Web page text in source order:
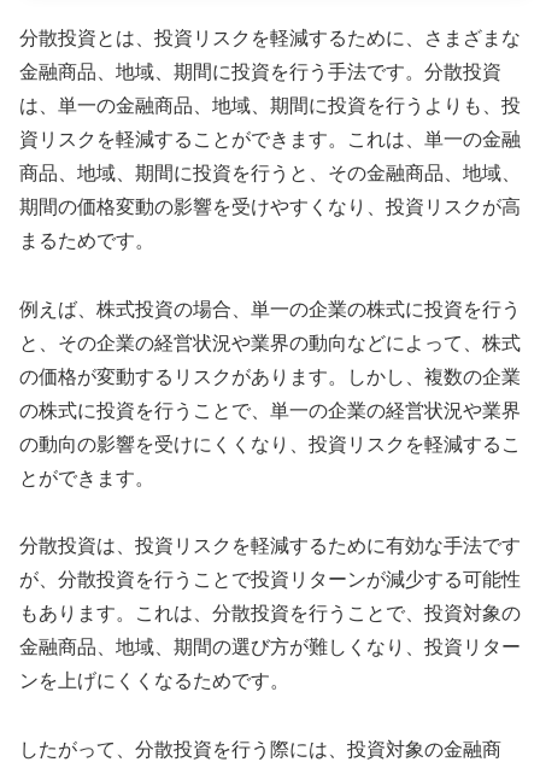
分散投資とは、投資リスクを軽減するために、さまざまな
金融商品、地域、期間に投資を行う手法です。分散投資
は、単一の金融商品、地域、期間に投資を行うよりも、投
資リスクを軽減することができます。これは、単一の金融
商品、地域、期間に投資を行うと、その金融商品、地域、
期間の価格変動の影響を受けやすくなり、投資リスクが高
まるためです。
例えば、株式投資の場合、単一の企業の株式に投資を行う
と、その企業の経営状況や業界の動向などによって、株式
の価格が変動するリスクがあります。しかし、複数の企業
の株式に投資を行うことで、単一の企業の経営状況や業界
の動向の影響を受けにくくなり、投資リスクを軽減するこ
とができます。
分散投資は、投資リスクを軽減するために有効な手法です
が、分散投資を行うことで投資リターンが減少する可能性
もあります。これは、分散投資を行うことで、投資対象の
金融商品、地域、期間の選び方が難しくなり、投資リター
ンを上げにくくなるためです。
したがって、分散投資を行う際には、投資対象の金融商